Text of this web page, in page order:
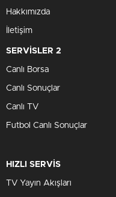
Hakkımızda
İletişim
SERVİSLER 2
Canlı Borsa
Canlı Sonuçlar
Canlı TV
Futbol Canlı Sonuçlar
HIZLI SERVİS
TV Yayın Akışları